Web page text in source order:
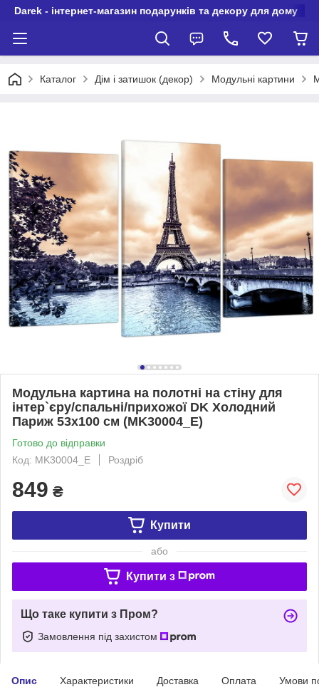
Darek - інтернет-магазин подарунків та декору для дому
Каталог Дім і затишок (декор) Модульні картини
Модульна картина на полотні на стіну для
інтер`єру/спальні/прихожої DK Холодний
Париж 53x100 см (MK30004_E)
Готово до відправки
Код: MK30004_E
Роздріб
849 ₴
Купити
або
Купити з
Що таке купити з Пром?
Замовлення під захистом
Опис Характеристики Доставка Оплата Умови